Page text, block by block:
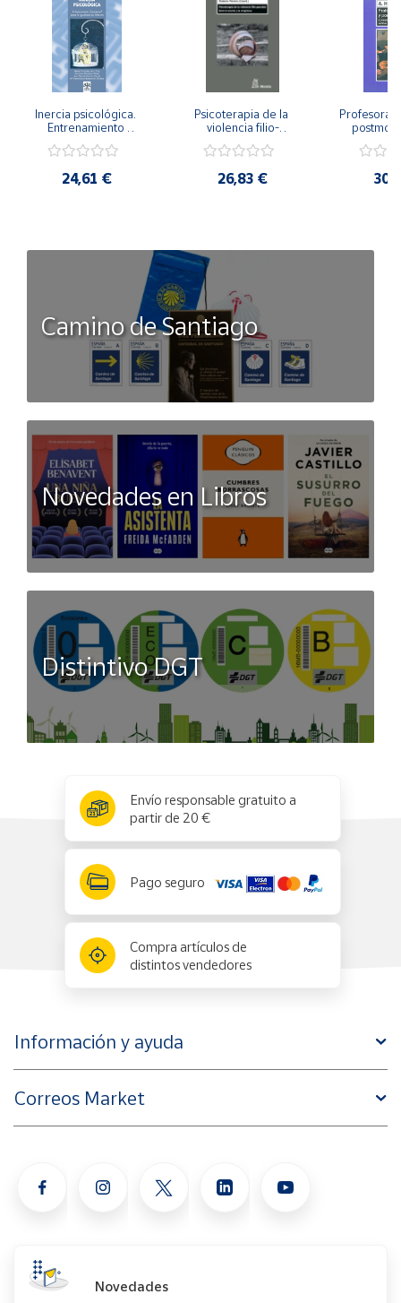
Inercia psicológica.
Entrenamiento
Igualdad de Género.
24,61 €
Psicoterapia de la
violencia filio-
secreto y la
26,83 €
Camino de Santiago
Novedades en Libros
Distintivo DGT
Envío responsable gratuito a
partir de 20 €
Pago seguro
Compra artículos de
distintos vendedores
Información y ayuda
Correos Market
Novedades